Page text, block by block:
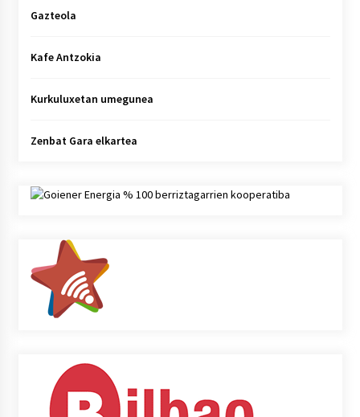
Gazteola
Kafe Antzokia
Kurkuluxetan umegunea
Zenbat Gara elkartea